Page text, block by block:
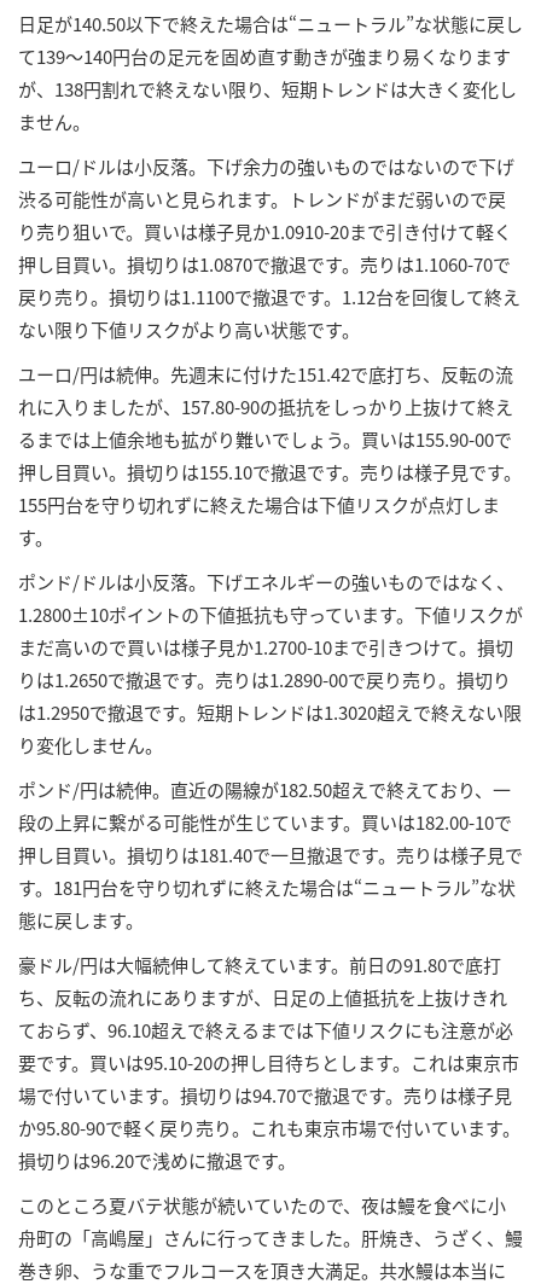
日足が140.50以下で終えた場合は“ニュートラル”な状態に戻し
て139～140円台の足元を固め直す動きが強まり易くなります
が、138円割れで終えない限り、短期トレンドは大きく変化し
ません。
ユーロ/ドルは小反落。下げ余力の強いものではないので下げ
渋る可能性が高いと見られます。トレンドがまだ弱いので戻
り売り狙いで。買いは様子見か1.0910-20まで引き付けて軽く
押し目買い。損切りは1.0870で撤退です。売りは1.1060-70で
戻り売り。損切りは1.1100で撤退です。1.12台を回復して終え
ない限り下値リスクがより高い状態です。
ユーロ/円は続伸。先週末に付けた151.42で底打ち、反転の流
れに入りましたが、157.80-90の抵抗をしっかり上抜けて終え
るまでは上値余地も拡がり難いでしょう。買いは155.90-00で
押し目買い。損切りは155.10で撤退です。売りは様子見です。
155円台を守り切れずに終えた場合は下値リスクが点灯しま
す。
ポンド/ドルは小反落。下げエネルギーの強いものではなく、
1.2800±10ポイントの下値抵抗も守っています。下値リスクが
まだ高いので買いは様子見か1.2700-10まで引きつけて。損切
りは1.2650で撤退です。売りは1.2890-00で戻り売り。損切り
は1.2950で撤退です。短期トレンドは1.3020超えで終えない限
り変化しません。
ポンド/円は続伸。直近の陽線が182.50超えで終えており、一
段の上昇に繋がる可能性が生じています。買いは182.00-10で
押し目買い。損切りは181.40で一旦撤退です。売りは様子見で
す。181円台を守り切れずに終えた場合は“ニュートラル”な状
態に戻します。
豪ドル/円は大幅続伸して終えています。前日の91.80で底打
ち、反転の流れにありますが、日足の上値抵抗を上抜けきれ
ておらず、96.10超えで終えるまでは下値リスクにも注意が必
要です。買いは95.10-20の押し目待ちとします。これは東京市
場で付いています。損切りは94.70で撤退です。売りは様子見
か95.80-90で軽く戻り売り。これも東京市場で付いています。
損切りは96.20で浅めに撤退です。
このところ夏バテ状態が続いていたので、夜は鰻を食べに小
舟町の「高嶋屋」さんに行ってきました。肝焼き、うざく、鰻
巻き卵、うな重でフルコースを頂き大満足。共水鰻は本当に